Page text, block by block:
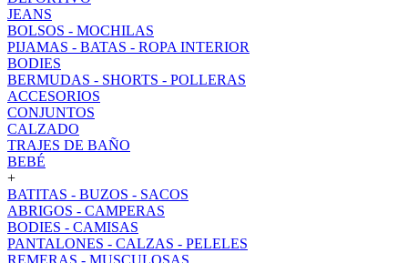
JEANS
BOLSOS - MOCHILAS
PIJAMAS - BATAS - ROPA INTERIOR
BODIES
BERMUDAS - SHORTS - POLLERAS
ACCESORIOS
CONJUNTOS
CALZADO
TRAJES DE BAÑO
BEBÉ
+
BATITAS - BUZOS - SACOS
ABRIGOS - CAMPERAS
BODIES - CAMISAS
PANTALONES - CALZAS - PELELES
REMERAS - MUSCULOSAS